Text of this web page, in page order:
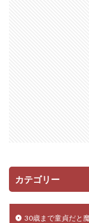
カテゴリー
30歳まで童貞だと